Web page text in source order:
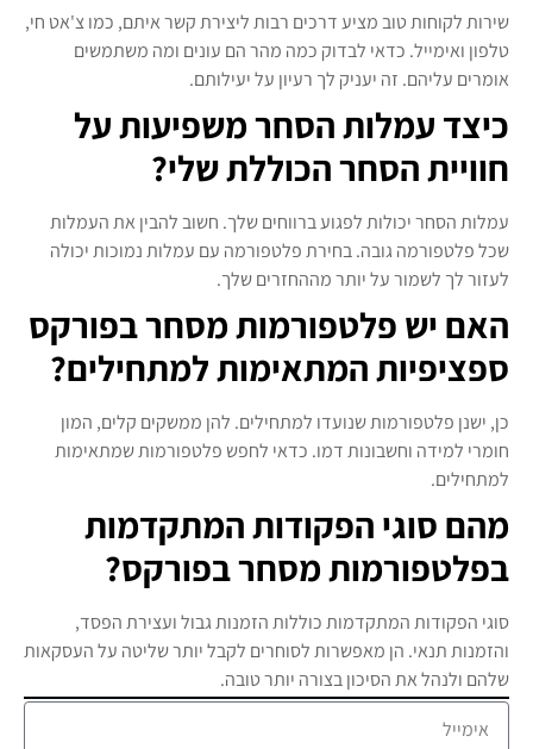
שירות לקוחות טוב מציע דרכים רבות ליצירת קשר איתם, כמו צ'אט חי,
טלפון ואימייל. כדאי לבדוק כמה מהר הם עונים ומה משתמשים
אומרים עליהם. זה יעניק לך רעיון על יעילותם.
כיצד עמלות הסחר משפיעות על
חוויית הסחר הכוללת שלי?
עמלות הסחר יכולות לפגוע ברווחים שלך. חשוב להבין את העמלות
שכל פלטפורמה גובה. בחירת פלטפורמה עם עמלות נמוכות יכולה
לעזור לך לשמור על יותר מההחזרים שלך.
האם יש פלטפורמות מסחר בפורקס
ספציפיות המתאימות למתחילים?
כן, ישנן פלטפורמות שנועדו למתחילים. להן ממשקים קלים, המון
חומרי למידה וחשבונות דמו. כדאי לחפש פלטפורמות שמתאימות
למתחילים.
מהם סוגי הפקודות המתקדמות
בפלטפורמות מסחר בפורקס?
סוגי הפקודות המתקדמות כוללות הזמנות גבול ועצירת הפסד,
והזמנות תנאי. הן מאפשרות לסוחרים לקבל יותר שליטה על העסקאות
שלהם ולנהל את הסיכון בצורה יותר טובה.